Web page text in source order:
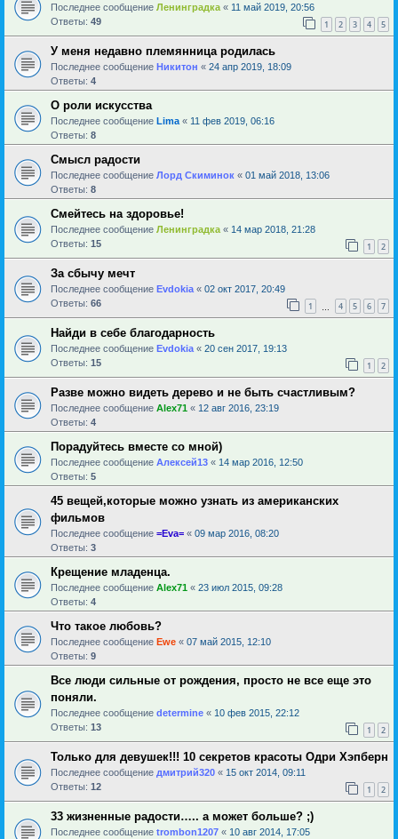
Последнее сообщение Ленинградка « 11 май 2019, 20:56
Ответы: 49 1 2 3 4 5
У меня недавно племянница родилась
Последнее сообщение Никитон « 24 апр 2019, 18:09
Ответы: 4
О роли искусства
Последнее сообщение Lima « 11 фев 2019, 06:16
Ответы: 8
Смысл радости
Последнее сообщение Лорд Скиминок « 01 май 2018, 13:06
Ответы: 8
Смейтесь на здоровье!
Последнее сообщение Ленинградка « 14 мар 2018, 21:28
Ответы: 15 1 2
За сбычу мечт
Последнее сообщение Evdokia « 02 окт 2017, 20:49
Ответы: 66 1 4 5 6 7
Найди в себе благодарность
Последнее сообщение Evdokia « 20 сен 2017, 19:13
Ответы: 15 1 2
Разве можно видеть дерево и не быть счастливым?
Последнее сообщение Alex71 « 12 авг 2016, 23:19
Ответы: 4
Порадуйтесь вместе со мной)
Последнее сообщение Алексей13 « 14 мар 2016, 12:50
Ответы: 5
45 вещей,которые можно узнать из американских
фильмов
Последнее сообщение =Eva= « 09 мар 2016, 08:20
Ответы: 3
Крещение младенца.
Последнее сообщение Alex71 « 23 июл 2015, 09:28
Ответы: 4
Что такое любовь?
Последнее сообщение Ewe « 07 май 2015, 12:10
Ответы: 9
Все люди сильные от рождения, просто не все еще это
поняли.
Последнее сообщение determine « 10 фев 2015, 22:12
Ответы: 13 1 2
Только для девушек!!! 10 секретов красоты Одри Хэпберн
Последнее сообщение дмитрий320 « 15 окт 2014, 09:11
Ответы: 12 1 2
33 жизненные радости….. а может больше? ;)
Последнее сообщение trombon1207 « 10 авг 2014, 17:05